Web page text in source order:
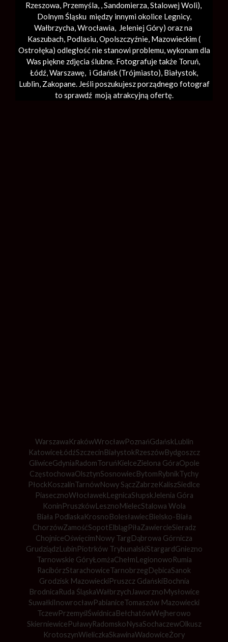
Rzeszowa, Przemyśla, , Sandomierza, Stalowej Woli),
Dolnym Śląsku między innymi okolice Legnicy,
Wałbrzycha, Wrocławia , Jeleniej Góry) oraz na
Kaszubach, Podlasiu, Opolszczyźnie, Mazowieckim (
Ostrołęka) odległość nie stanowi problemu, wykonam dla
Was piękne zdjęcia ślubne. Fotografuje także Toruń,
Łódź, Warszawę , i Gdańsk (Trójmiasto), Białystok,
Lublin, Zakopane. Jeśli poszukujesz porządnego fotograf
to sprawdź moją atrakcyjną ofertę.
WarszawaKrakówWrocławPoznańGdańskLublin
KatowiceŁódźSzczecinBiałystokRzeszówBydgoszcz
GliwiceGdyniaRadomToruńKielceZielona GóraOpole
CzęstochowaOlsztynSosnowiecBytomRybnikTychy
PłockKoszalinTarnówNowy SączZabrzeKaliszSiedlce
PiasecznoWłocławekLegnicaSłupsk Jelenia Góra
KoninPruszkówLesznoMielecStalowa Wola
Biała PodlaskaKrosnoBolesławiecBielsko-Biała
ChorzówZamośćSopotElblągPiłaZawiercieSieradz
ChojniceOświęcimNowy TargDąbrowa Górnicza
GrudziądzLubinPiotrków TrybunalskiStargardGniezno
Tarnowskie GóryŁomżaChełmLegionowoRumia
RacibórzStarachowiceTarnobrzegDębicaSanok
Grodzisk MazowieckiPruszcz GdańskiBochnia
BrodnicaRuda ŚląskaWałbrzych JaworznoMysłowice
SuwałkiInowrocławPabianiceTomaszów Mazowiecki
TczewPrzemyślŚwidnicaBełchatówWejherowo
SkierniewicePuławyRadomskoNysaSochaczewOlkusz
KrotoszynWieliczkaSkawinaWadowiceŻory